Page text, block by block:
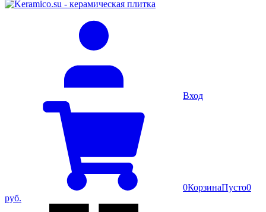
Вход
0КорзинаПусто0
руб.